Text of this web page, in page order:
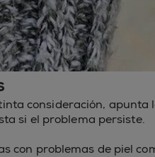
consideración, apunta
si el problema persiste.
con problemas de piel